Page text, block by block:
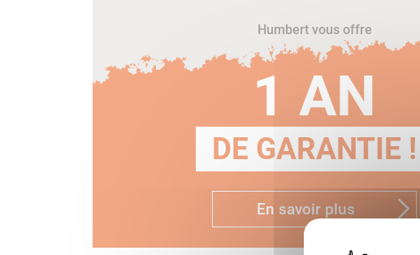
Humbert vous offre
1 AN
DE GARANTIE !
En savoir plus